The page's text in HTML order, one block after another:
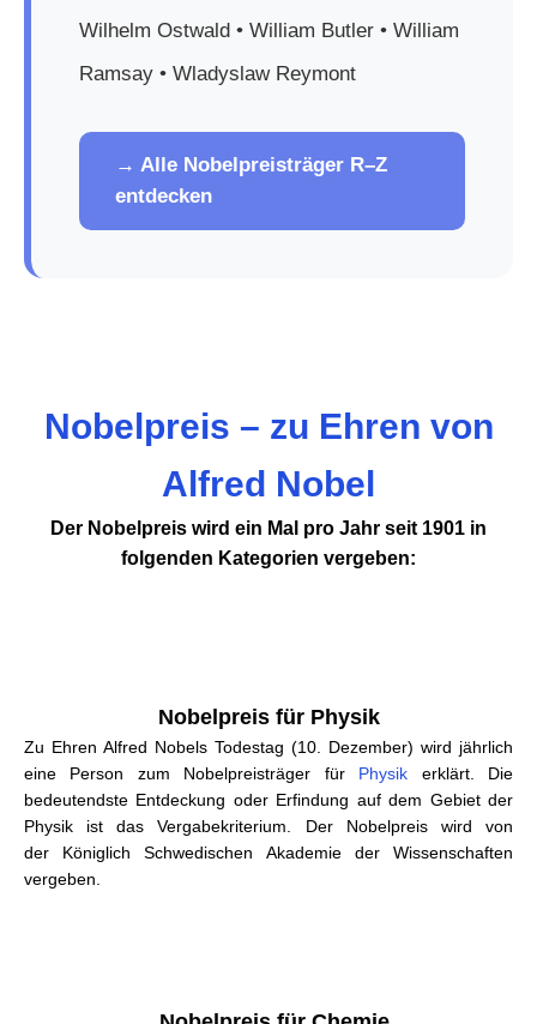
Wilhelm Ostwald • William Butler • William
Ramsay • Wladyslaw Reymont
→ Alle Nobelpreisträger R–Z
entdecken
Nobelpreis – zu Ehren von
Alfred Nobel
Der Nobelpreis wird ein Mal pro Jahr seit 1901 in
folgenden Kategorien vergeben:
Nobelpreis für Physik
Zu Ehren Alfred Nobels Todestag (10. Dezember) wird jährlich
eine Person zum Nobelpreisträger für Physik erklärt. Die
bedeutendste Entdeckung oder Erfindung auf dem Gebiet der
Physik ist das Vergabekriterium. Der Nobelpreis wird von
der Königlich Schwedischen Akademie der Wissenschaften
vergeben.